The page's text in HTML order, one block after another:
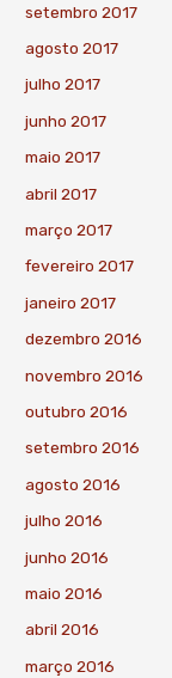
setembro 2017
agosto 2017
julho 2017
junho 2017
maio 2017
abril 2017
março 2017
fevereiro 2017
janeiro 2017
dezembro 2016
novembro 2016
outubro 2016
setembro 2016
agosto 2016
julho 2016
junho 2016
maio 2016
abril 2016
março 2016